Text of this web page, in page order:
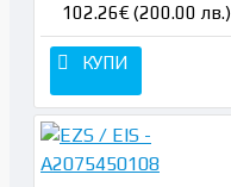
102.26€ (200.00 лв.)
КУПИ